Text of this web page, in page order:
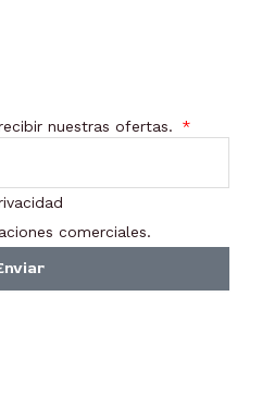
nuestras ofertas.
comerciales.